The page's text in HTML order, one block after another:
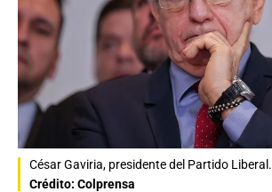
César Gaviria, presidente del Partido Liberal.
Crédito: Colprensa